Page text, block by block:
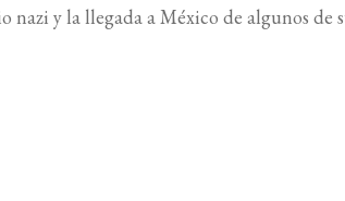
y la llegada a México de algunos de